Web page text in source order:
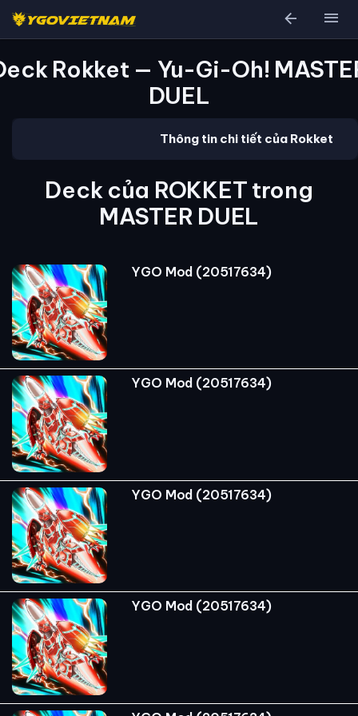
arrow_back menu
Rokket — Yu-Gi-Oh!
DUEL
Thông tin chi tiết của Rokket
Deck của ROKKET trong
MASTER DUEL
YGO Mod (20517634)
YGO Mod (20517634)
YGO Mod (20517634)
YGO Mod (20517634)